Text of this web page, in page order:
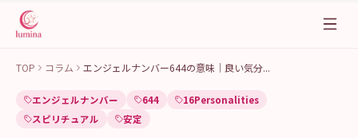
TOP コラム エンジェルナンバー644の意味｜良い気分...
エンジェルナンバー 644
16Personalities
スピリチュアル
安定